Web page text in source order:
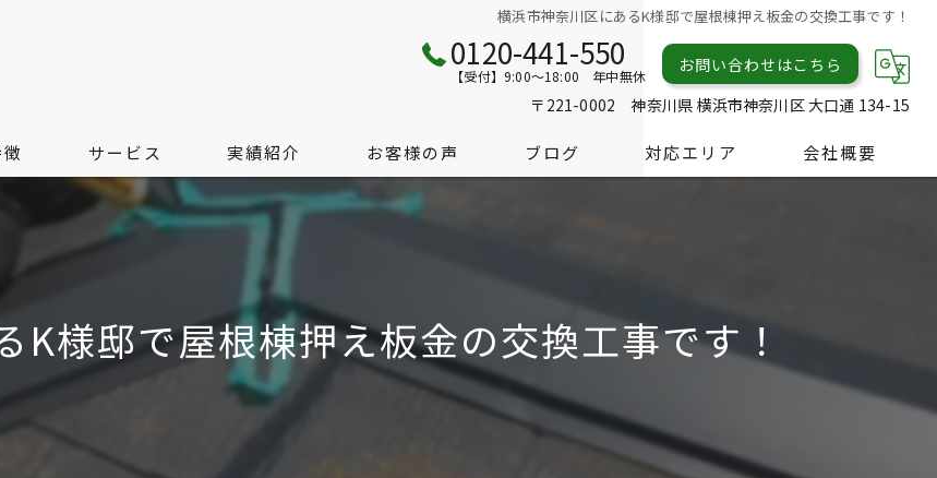
横浜市神奈川区にあるK様邸で屋根棟押え板金の交換工事です！
0120-441-550
【受付】9:00～18:00 年中無休
お問い合わせはこちら
〒221-0002 神奈川県 横浜市神奈川区 大口通 134-15
工事
サービス
サービス
無料現地調査のご案内
実績紹介 お客様の声 ブログ 対応エリア 会社概要
K様邸で屋根棟押え板金の交換工事です！